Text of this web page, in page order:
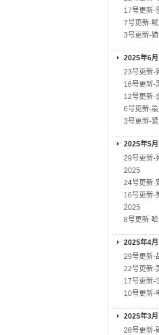
17号更新-
7号更新-
3号更新-
2025年6
23号更新-
16号更新-
12号更新-
6号更新-
3号更新-
2025年5
29号更新-
2025
24号更新-
16号更新-
2025
8号更新-
2025年4
29号更新-
22号更新-
17号更新-
10号更新-
2025年3
28号更新-